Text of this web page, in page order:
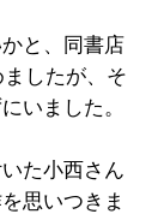
と、同書店
したが、そ
いました。
た小西さん
思いつきま